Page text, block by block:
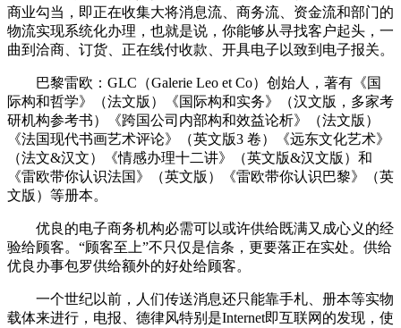
商业勾当，即正在收集大将消息流、商务流、资金流和部门的
物流实现系统化办理，也就是说，你能够从寻找客户起头，一
曲到洽商、订货、正在线付收款、开具电子以致到电子报关。
巴黎雷欧：GLC（Galerie Leo et Co）创始人，著有《国
际构和哲学》（法文版）《国际构和实务》（汉文版，多家考
研机构参考书）《跨国公司内部构和效益论析》（法文版）
《法国现代书画艺术评论》（英文版3 卷）《远东文化艺术》
（法文&汉文）《情感办理十二讲》（英文版&汉文版）和
《雷欧带你认识法国》（英文版）《雷欧带你认识巴黎》（英
文版）等册本。
优良的电子商务机构必需可以或许供给既满又成心义的经
验给顾客。“顾客至上”不只仅是信条，更要落正在实处。供给
优良办事包罗供给额外的好处给顾客。
一个世纪以前，人们传送消息还只能靠手札、册本等实物
载体来进行，电报、德律风特别是Internet即互联网的发现，使